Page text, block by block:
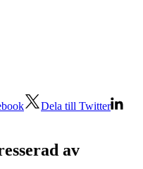
Dela till Twitter
av